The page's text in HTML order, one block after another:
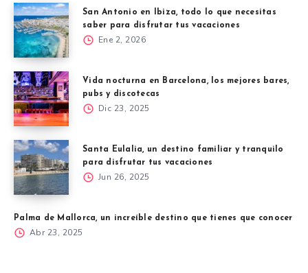
San Antonio en Ibiza, todo lo que necesitas
saber para disfrutar tus vacaciones
Ene 2, 2026
Vida nocturna en Barcelona, los mejores bares,
pubs y discotecas
Dic 23, 2025
Santa Eulalia, un destino familiar y tranquilo
para disfrutar tus vacaciones
Jun 26, 2025
Palma de Mallorca, un increíble destino que tienes que conocer
Abr 23, 2025